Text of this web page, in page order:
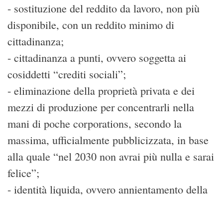
- sostituzione del reddito da lavoro, non più
disponibile, con un reddito minimo di
cittadinanza;
- cittadinanza a punti, ovvero soggetta ai
cosiddetti “crediti sociali”;
- eliminazione della proprietà privata e dei
mezzi di produzione per concentrarli nella
mani di poche corporations, secondo la
massima, ufficialmente pubblicizzata, in base
alla quale “nel 2030 non avrai più nulla e sarai
felice”;
- identità liquida, ovvero annientamento della